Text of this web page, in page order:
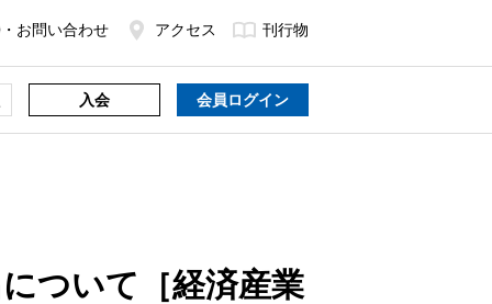
お問い合わせ アクセス 刊行物
入会 会員ログイン
ついて［経済産業